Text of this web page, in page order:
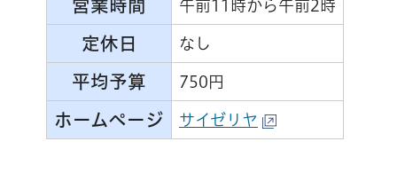
営業時間 午前11時から午前2時
定休日 なし
平均予算 750円
ホームページ サイゼリヤ